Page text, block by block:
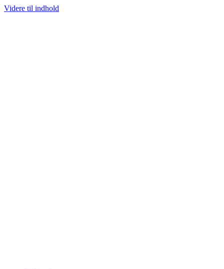
Videre til indhold